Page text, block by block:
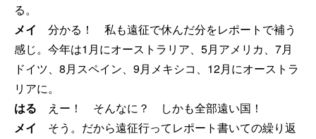
る。
メイ 分かる！ 私も遠征で休んだ分をレポートで補う
感じ。今年は1月にオーストラリア、5月アメリカ、7月
ドイツ、8月スペイン、9月メキシコ、12月にオーストラ
リアに。
はる えー！ そんなに？ しかも全部遠い国！
メイ そう。だから遠征行ってレポート書いての繰り返